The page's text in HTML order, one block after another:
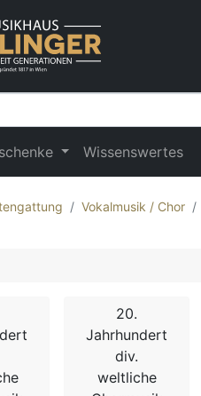
Wissenswertes
Vokalmusik / Chor
20.
Jahrhundert
div.
weltliche